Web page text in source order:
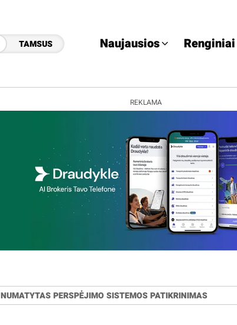
TAMSUS Naujausios Renginiai
REKLAMA
NUMATYTAS PERSPĖJIMO SISTEMOS PATIKRINIMAS